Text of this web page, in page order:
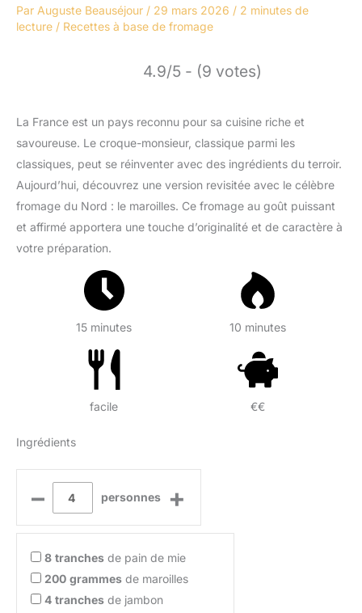
Par Auguste Beauséjour / 29 mars 2026 / 2 minutes de
lecture / Recettes à base de fromage
4.9/5 - (9 votes)
La France est un pays reconnu pour sa cuisine riche et
savoureuse. Le croque-monsieur, classique parmi les
classiques, peut se réinventer avec des ingrédients du terroir.
Aujourd’hui, découvrez une version revisitée avec le célèbre
fromage du Nord : le maroilles. Ce fromage au goût puissant
et affirmé apportera une touche d’originalité et de caractère à
votre préparation.
15 minutes 10 minutes
facile €€
Ingrédients
– personnes +
8 tranches de pain de mie
200 grammes de maroilles
4 tranches de jambon